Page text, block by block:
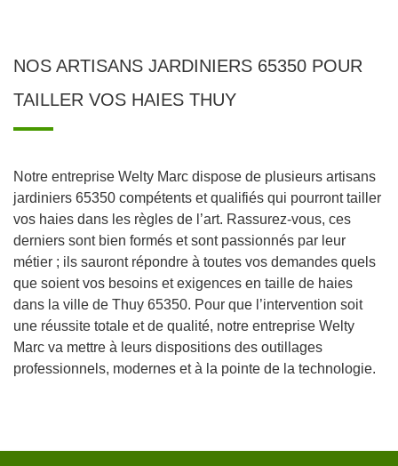
NOS ARTISANS JARDINIERS 65350 POUR
TAILLER VOS HAIES THUY
Notre entreprise Welty Marc dispose de plusieurs artisans
jardiniers 65350 compétents et qualifiés qui pourront tailler
vos haies dans les règles de l’art. Rassurez-vous, ces
derniers sont bien formés et sont passionnés par leur
métier ; ils sauront répondre à toutes vos demandes quels
que soient vos besoins et exigences en taille de haies
dans la ville de Thuy 65350. Pour que l’intervention soit
une réussite totale et de qualité, notre entreprise Welty
Marc va mettre à leurs dispositions des outillages
professionnels, modernes et à la pointe de la technologie.